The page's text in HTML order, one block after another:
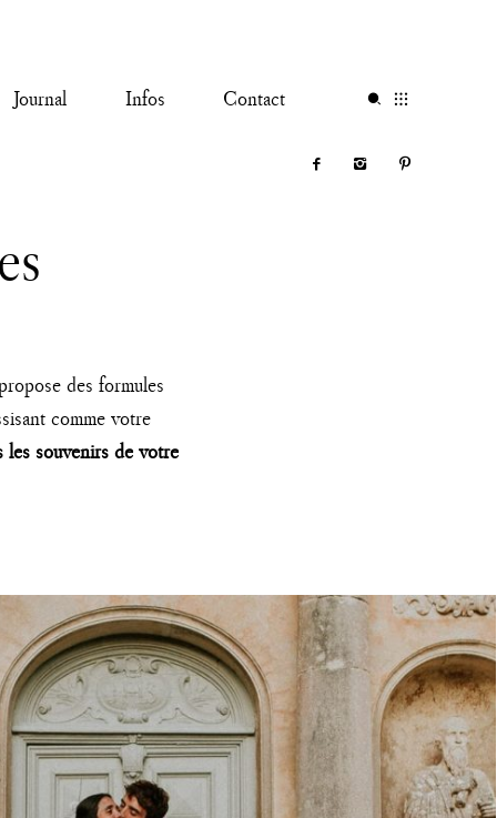
Journal Infos Contact
des formules
comme votre
les souvenirs de votre